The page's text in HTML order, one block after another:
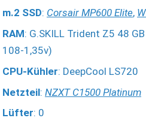
m.2 SSD: Corsair MP600 Elite,
RAM: G.SKILL Trident Z5 48
108-1,35v)
CPU-Kühler: DeepCool LS720
Netzteil: NZXT C1500 Platinum
Lüfter: 0